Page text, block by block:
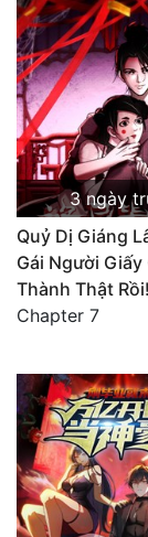
3 ngày
Quỷ Dị Giáng
Gái Người Giấy
Thành Thật Rồi!
Chapter 7